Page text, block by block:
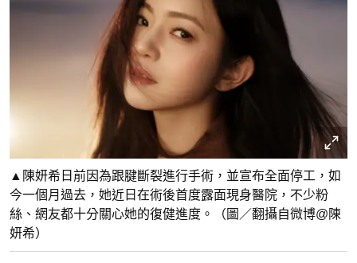
▲陳妍希日前因為跟腱斷裂進行手術，並宣布全面停工，如
今一個月過去，她近日在術後首度露面現身醫院，不少粉
絲、網友都十分關心她的復健進度。（圖／翻攝自微博@陳
妍希）